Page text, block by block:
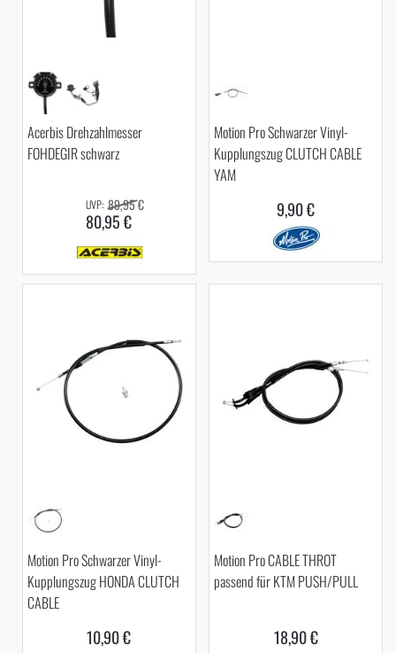
Acerbis Drehzahlmesser
FOHDEGIR schwarz
80,95 €
89,95 €
Motion Pro Schwarzer Vinyl-
Kupplungszug CLUTCH CABLE
YAM
9,90 €
Motion Pro Schwarzer Vinyl-
Kupplungszug HONDA CLUTCH
CABLE
10,90 €
Motion Pro CABLE THROT
passend für KTM PUSH/PULL
18,90 €